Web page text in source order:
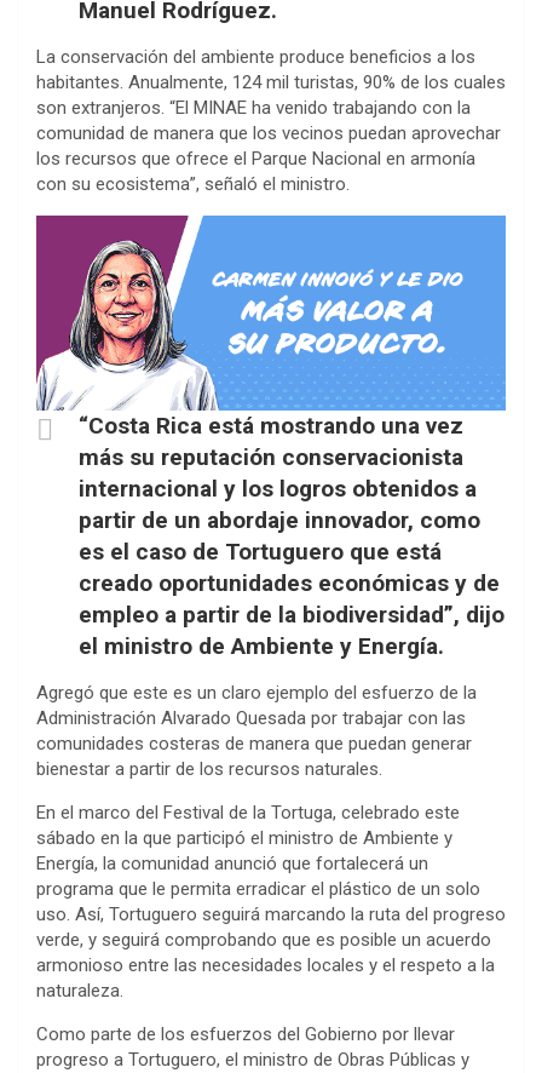
Manuel Rodríguez.
La conservación del ambiente produce beneficios a los
habitantes. Anualmente, 124 mil turistas, 90% de los cuales
son extranjeros. “El MINAE ha venido trabajando con la
comunidad de manera que los vecinos puedan aprovechar
los recursos que ofrece el Parque Nacional en armonía
con su ecosistema”, señaló el ministro.
“Costa Rica está mostrando una vez
más su reputación conservacionista
internacional y los logros obtenidos a
partir de un abordaje innovador, como
es el caso de Tortuguero que está
creado oportunidades económicas y de
empleo a partir de la biodiversidad”, dijo
el ministro de Ambiente y Energía.
Agregó que este es un claro ejemplo del esfuerzo de la
Administración Alvarado Quesada por trabajar con las
comunidades costeras de manera que puedan generar
bienestar a partir de los recursos naturales.
En el marco del Festival de la Tortuga, celebrado este
sábado en la que participó el ministro de Ambiente y
Energía, la comunidad anunció que fortalecerá un
programa que le permita erradicar el plástico de un solo
uso. Así, Tortuguero seguirá marcando la ruta del progreso
verde, y seguirá comprobando que es posible un acuerdo
armonioso entre las necesidades locales y el respeto a la
naturaleza.
Como parte de los esfuerzos del Gobierno por llevar
progreso a Tortuguero, el ministro de Obras Públicas y